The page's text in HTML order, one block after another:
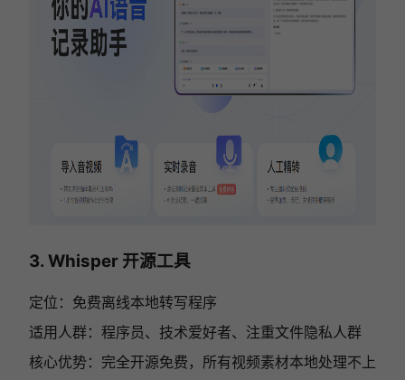
3. Whisper 开源工具
定位：免费离线本地转写程序
适用人群：程序员、技术爱好者、注重文件隐私人群
核心优势：完全开源免费，所有视频素材本地处理不上